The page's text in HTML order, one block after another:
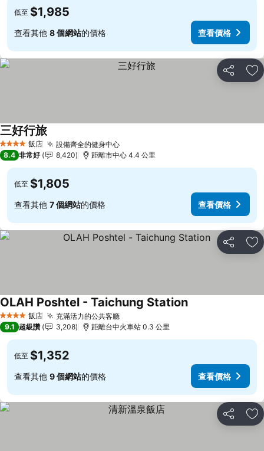
低至 $1,985
查看其他 8 個網站的價格 查看價格
分享 加
4 星級 飯店 設備齊全的健身中心查看價格
三好行旅查看價格
8.4 非常好 8,420 距離市中心 4.4 公里
低至 $1,805
查看其他 7 個網站的價格 查看價格
分享 加
4 星級 飯店 充滿活力的公共客廳查看價格
OLAH Poshtel - Taichung Station查看價格
9.1 超級讚 3,208 距離台中火車站 0.3 公里
低至 $1,352
查看其他 9 個網站的價格 查看價格
分享 加